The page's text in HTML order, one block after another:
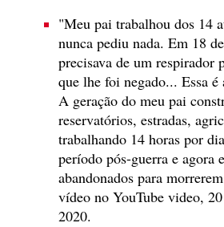
"Meu pai trabalhou dos 14
nunca pediu nada. Em 18
precisava de um respirador
que lhe foi negado... Essa é
A geração do meu pai
reservatórios, estradas,
trabalhando 14 horas por
período pós-guerra e agora
abandonados para
vídeo no YouTube video,
2020.